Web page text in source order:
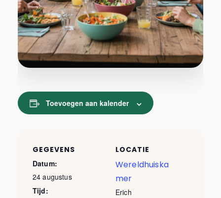
Toevoegen aan kalender
GEGEVENS
Datum:
24 augustus
Tijd:
LOCATIE
Wereldhuiska
mer
Erich